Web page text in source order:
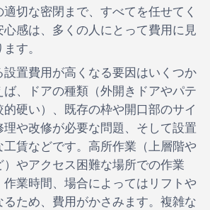
切な密閉まで、すべてを任せてく
感は、多くの人にとって費用に見
す。
設置費用が高くなる要因はいくつか
ば、ドアの種類（外開きドアやパテ
的硬い）、既存の枠や開口部のサイ
理や改修が必要な問題、そして設置
賃などです。高所作業（上層階や
やアクセス困難な場所での作業
作業時間、場合によってはリフトや
るため、費用がかさみます。複雑な